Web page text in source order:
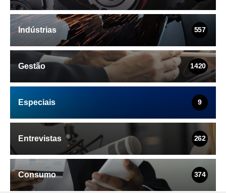
Indústrias 557
Gestão 1420
Especiais 9
Entrevistas 262
Consumo 374